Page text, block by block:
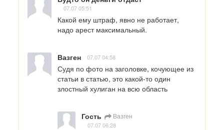
07.07 05:51
Какой ему штраф, явно не работает,
надо арест максимальный.
Вазген 07.07 04:58
Судя по фото на заголовке, кочующее из
статьи в статью, это какой-то один
злостный хулиган на всю область
Гость Вазген
07.07 06:28